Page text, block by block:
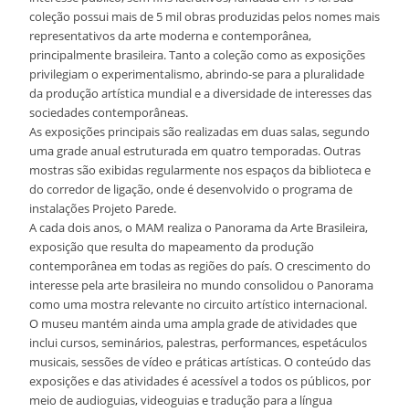
coleção possui mais de 5 mil obras produzidas pelos nomes mais
representativos da arte moderna e contemporânea,
principalmente brasileira. Tanto a coleção como as exposições
privilegiam o experimentalismo, abrindo-se para a pluralidade
da produção artística mundial e a diversidade de interesses das
sociedades contemporâneas.
As exposições principais são realizadas em duas salas, segundo
uma grade anual estruturada em quatro temporadas. Outras
mostras são exibidas regularmente nos espaços da biblioteca e
do corredor de ligação, onde é desenvolvido o programa de
instalações Projeto Parede.
A cada dois anos, o MAM realiza o Panorama da Arte Brasileira,
exposição que resulta do mapeamento da produção
contemporânea em todas as regiões do país. O crescimento do
interesse pela arte brasileira no mundo consolidou o Panorama
como uma mostra relevante no circuito artístico internacional.
O museu mantém ainda uma ampla grade de atividades que
inclui cursos, seminários, palestras, performances, espetáculos
musicais, sessões de vídeo e práticas artísticas. O conteúdo das
exposições e das atividades é acessível a todos os públicos, por
meio de audioguias, videoguias e tradução para a língua